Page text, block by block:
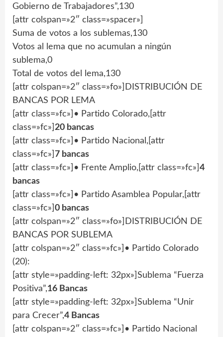
Gobierno de Trabajadores”,130
[attr colspan=»2″ class=»spacer»]
Suma de votos a los sublemas,130
Votos al lema que no acumulan a ningún
sublema,0
Total de votos del lema,130
[attr colspan=»2″ class=»fo»]DISTRIBUCIÓN DE
BANCAS POR LEMA
[attr class=»fc»]• Partido Colorado,[attr
class=»fc»] 20 bancas
[attr class=»fc»]• Partido Nacional,[attr
class=»fc»] 7 bancas
[attr class=»fc»]• Frente Amplio,[attr class=»fc»] 4
bancas
[attr class=»fc»]• Partido Asamblea Popular,[attr
class=»fc»] 0 bancas
[attr colspan=»2″ class=»fo»]DISTRIBUCIÓN DE
BANCAS POR SUBLEMA
[attr colspan=»2″ class=»fc»]• Partido Colorado
(20):
[attr style=»padding-left: 32px»]Sublema “Fuerza
Positiva”,16 Bancas
[attr style=»padding-left: 32px»]Sublema “Unir
para Crecer”,4 Bancas
[attr colspan=»2″ class=»fc»]• Partido Nacional